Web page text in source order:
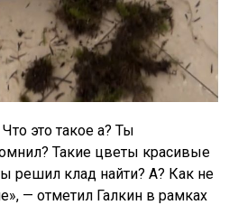
это такое а? Ты
Такие цветы красивые
решил клад найти? А? Как не
— отметил Галкин в рамках